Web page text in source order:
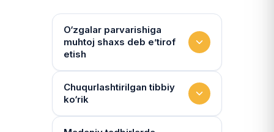
O‘zgalar parvarishiga
muhtoj shaxs deb e’tirof
etish
Yashash sharoitini kim
baholaydi?
Multidissiplinar guruh: "Inson"
Chuqurlashtirilgan tibbiy
ko‘rik